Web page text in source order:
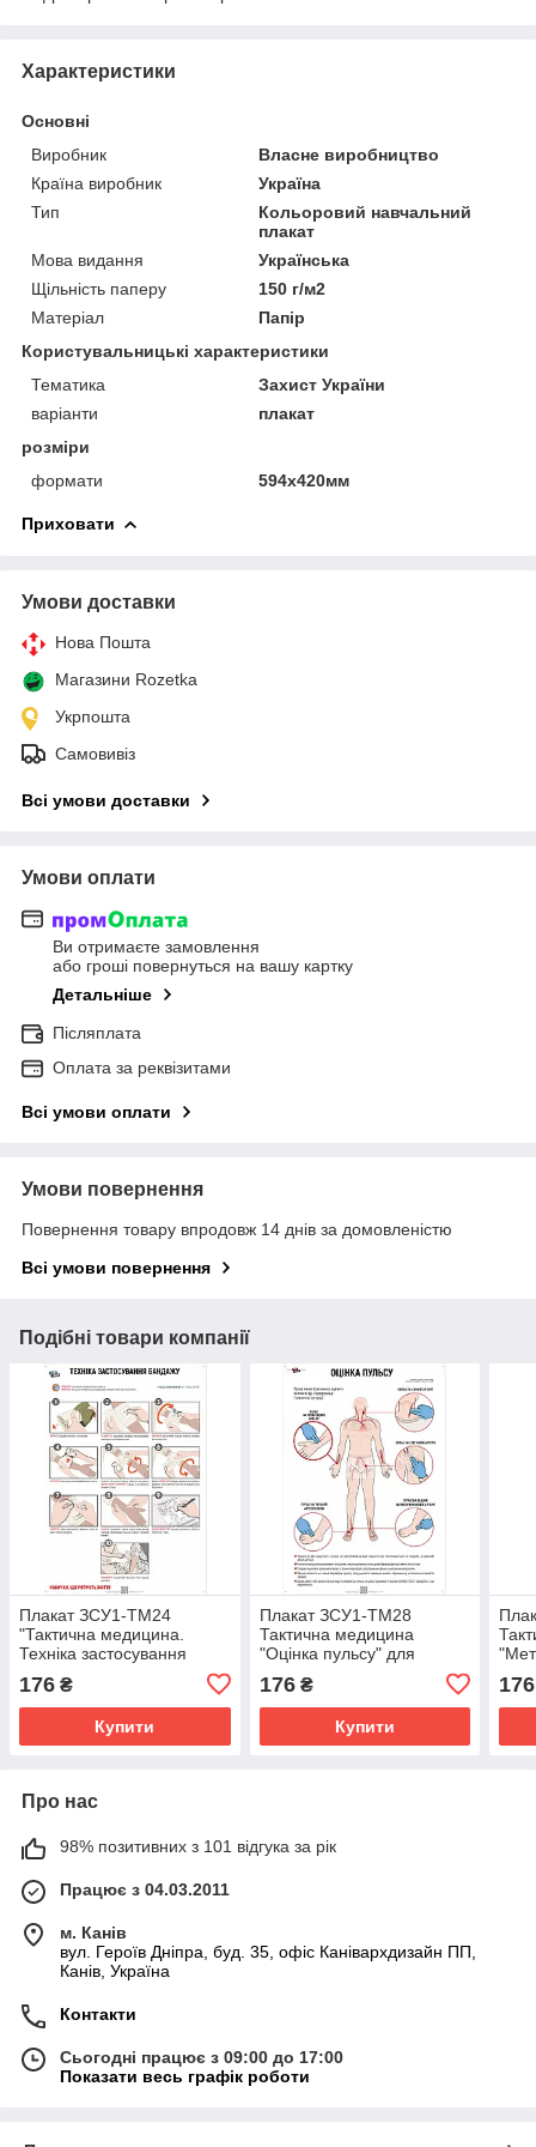
Характеристики
Основні
Виробник
Власне виробництво
Країна виробник
Україна
Тип
Кольоровий навчальний
плакат
Мова видання
Українська
Щільність паперу
150 г/м2
Матеріал
Папір
Користувальницькі характеристики
Тематика
Захист України
варіанти
плакат
розміри
формати
594х420мм
Приховати
Умови доставки
Нова Пошта
Магазини Rozetka
Укрпошта
Самовивіз
Всі умови доставки
Умови оплати
Ви отримаєте замовлення
або гроші повернуться на вашу картку
Детальніше
Післяплата
Оплата за реквізитами
Всі умови оплати
Умови повернення
Повернення товару впродовж 14 днів за домовленістю
Всі умови повернення
Подібні товари компанії
Плакат ЗСУ1-ТМ24
"Тактична медицина.
Техніка застосування
176 ₴
Купити
Плакат ЗСУ1-ТМ28
Тактична медицина
"Оцінка пульсу" для
176₴
Купити
176
Про нас
98% позитивних з 101 відгука за рік
Працює з 04.03.2011
м. Канів
вул. Героїв Дніпра, буд. 35, офіс Канівархдизайн ПП,
Канів, Україна
Контакти
Сьогодні працює з 09:00 до 17:00
Показати весь графік роботи